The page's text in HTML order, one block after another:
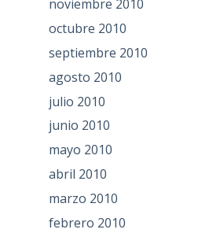
noviembre 2010
octubre 2010
septiembre 2010
agosto 2010
julio 2010
junio 2010
mayo 2010
abril 2010
marzo 2010
febrero 2010